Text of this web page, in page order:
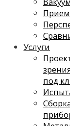
Услуги
под